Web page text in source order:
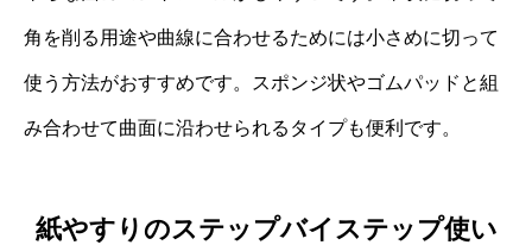
角を削る用途や曲線に合わせるためには小さめに切って
使う方法がおすすめです。スポンジ状やゴムパッドと組
み合わせて曲面に沿わせられるタイプも便利です。
紙やすりのステップバイステップ使い